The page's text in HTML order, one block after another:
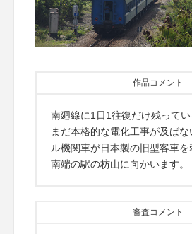
作品コメント
南廻線に1日1往復だけ残ってい
まだ本格的な電化工事が及ば
ル機関車が日本製の旧型客車
南端の駅の枋山に向かいます。
審査コメント